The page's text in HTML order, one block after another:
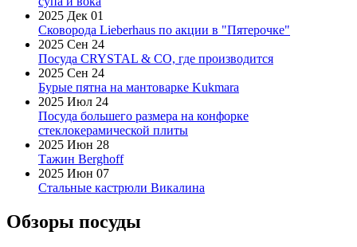
2025 Дек 01
Сковорода Lieberhaus по акции в "Пятерочке"
2025 Сен 24
Посуда CRYSTAL & CO, где производится
2025 Сен 24
Бурые пятна на мантоварке Kukmara
2025 Июл 24
Посуда большего размера на конфорке
стеклокерамической плиты
2025 Июн 28
Тажин Berghoff
2025 Июн 07
Стальные кастрюли Викалина
Обзоры посуды